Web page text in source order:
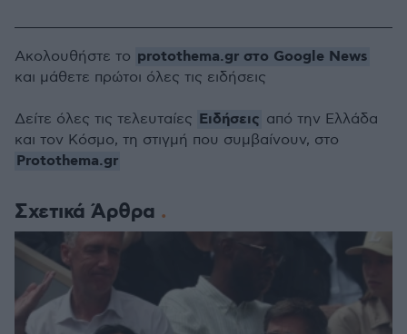
Σχετικά Άρθρα
Ακολουθήστε το protothema.gr στο Google News
και μάθετε πρώτοι όλες τις ειδήσεις
Δείτε όλες τις τελευταίες Ειδήσεις από την Ελλάδα
και τον Κόσμο, τη στιγμή που συμβαίνουν, στο
Protothema.gr